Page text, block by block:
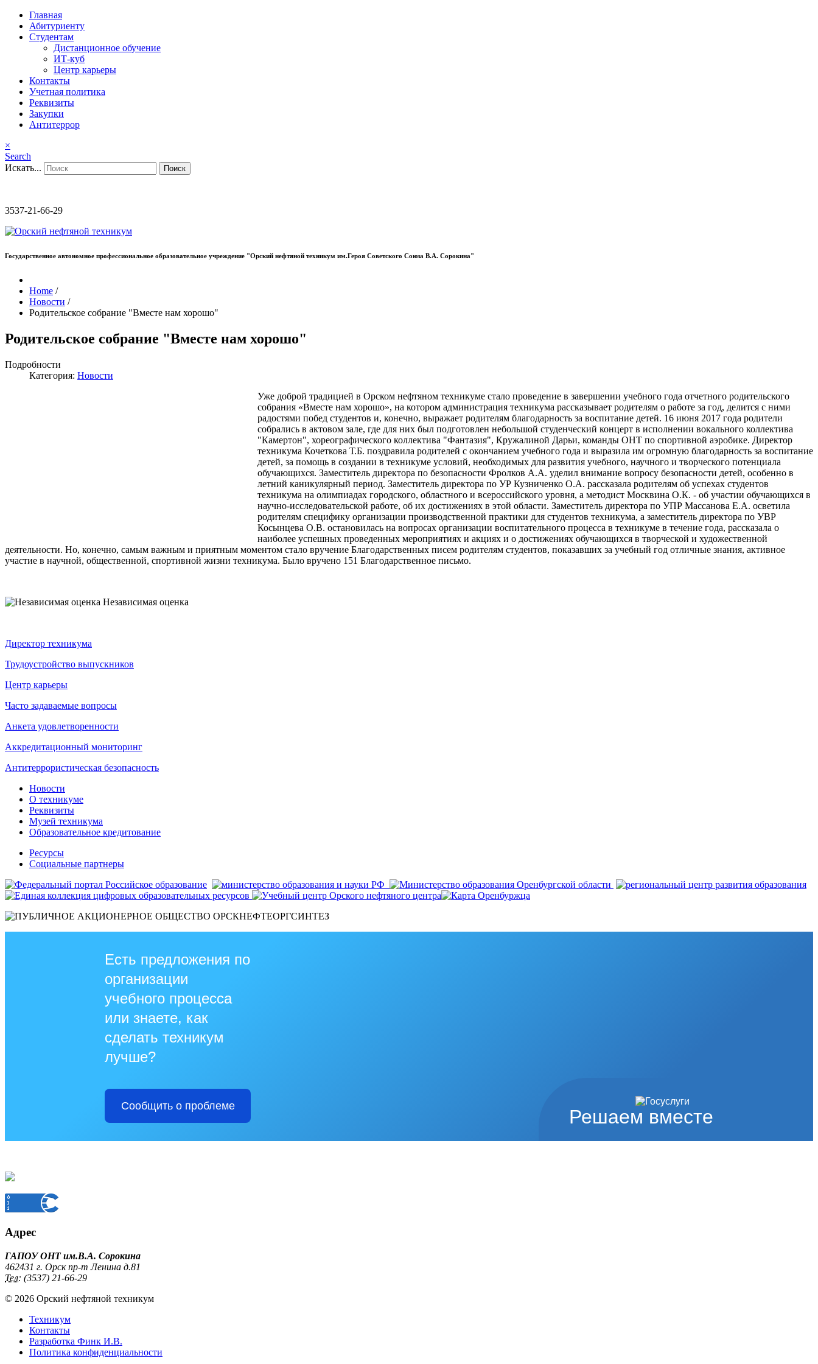
Главная
Абитуриенту
Студентам
Дистанционное обучение
ИТ-куб
Центр карьеры
Контакты
Учетная политика
Реквизиты
Закупки
Антитеррор
×
Search
Искать...
Поиск
3537-21-66-29
Государственное автономное профессиональное образовательное учреждение "Орский нефтяной техникум им.Героя Советского Союза В.А. Сорокина"
Home /
Новости /
Родительское собрание "Вместе нам хорошо"
Родительское собрание "Вместе нам хорошо"
Подробности
Категория: Новости
Уже доброй традицией в Орском нефтяном техникуме стало проведение в завершении учебного года отчетного родительского
собрания «Вместе нам хорошо», на котором администрация техникума рассказывает родителям о работе за год, делится с ними
радостями побед студентов и, конечно, выражает родителям благодарность за воспитание детей. 16 июня 2017 года родители
собрались в актовом зале, где для них был подготовлен небольшой студенческий концерт в исполнении вокального коллектива
"Камертон", хореографического коллектива "Фантазия", Кружалиной Дарьи, команды ОНТ по спортивной аэробике. Директор
техникума Кочеткова Т.Б. поздравила родителей с окончанием учебного года и выразила им огромную благодарность за воспитание
детей, за помощь в создании в техникуме условий, необходимых для развития учебного, научного и творческого потенциала
обучающихся. Заместитель директора по безопасности Фролков А.А. уделил внимание вопросу безопасности детей, особенно в
летний каникулярный период. Заместитель директора по УР Кузниченко О.А. рассказала родителям об успехах студентов
техникума на олимпиадах городского, областного и всероссийского уровня, а методист Москвина О.К. - об участии обучающихся в
научно-исследовательской работе, об их достижениях в этой области. Заместитель директора по УПР Массанова Е.А. осветила
родителям специфику организации производственной практики для студентов техникума, а заместитель директора по УВР
Косынцева О.В. остановилась на вопросах организации воспитательного процесса в техникуме в течение года, рассказала о
наиболее успешных проведенных мероприятиях и акциях и о достижениях обучающихся в творческой и художественной
деятельности. Но, конечно, самым важным и приятным моментом стало вручение Благодарственных писем родителям студентов, показавших за учебный год отличные знания, активное
участие в научной, общественной, спортивной жизни техникума. Было вручено 151 Благодарственное письмо.
Независимая оценка
Директор техникума
Трудоустройство выпускников
Центр карьеры
Часто задаваемые вопросы
Анкета удовлетворенности
Аккредитационный мониторинг
Антитеррористическая безопасность
Новости
О техникуме
Реквизиты
Музей техникума
Образовательное кредитование
Ресурсы
Социальные партнеры
Решаем вместе
Есть предложения по
организации
учебного процесса
или знаете, как
сделать техникум
лучше?
Сообщить о проблеме
Адрес
ГАПОУ ОНТ им.В.А. Сорокина
462431 г. Орск пр-т Ленина д.81
Тел: (3537) 21-66-29
© 2026 Орский нефтяной техникум
Техникум
Контакты
Разработка Финк И.В.
Политика конфиденциальности